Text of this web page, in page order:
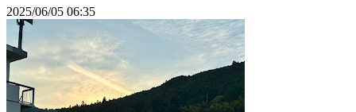
2025/06/05 06:35